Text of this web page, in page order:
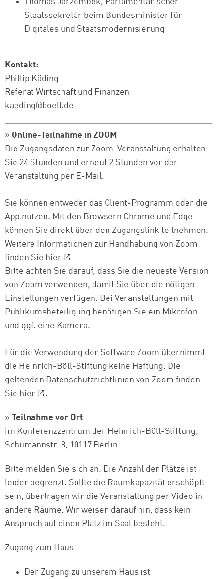
Thomas Jarzombek, Parlamentarischer
Staatssekretär beim Bundesminister für
Digitales und Staatsmodernisierung
Kontakt:
Phillip Käding
Referat Wirtschaft und Finanzen
kaeding@boell.de
» Online-Teilnahme in ZOOM
Die Zugangsdaten zur Zoom-Veranstaltung erhalten
Sie 24 Stunden und erneut 2 Stunden vor der
Veranstaltung per E-Mail.
Sie können entweder das Client-Programm oder die
App nutzen. Mit den Browsern Chrome und Edge
können Sie direkt über den Zugangslink teilnehmen.
Weitere Informationen zur Handhabung von Zoom
finden Sie hier
Bitte achten Sie darauf, dass Sie die neueste Version
von Zoom verwenden, damit Sie über die nötigen
Einstellungen verfügen. Bei Veranstaltungen mit
Publikumsbeteiligung benötigen Sie ein Mikrofon
und ggf. eine Kamera.
Für die Verwendung der Software Zoom übernimmt
die Heinrich-Böll-Stiftung keine Haftung. Die
geltenden Datenschutzrichtlinien von Zoom finden
Sie hier .
»
Teilnahme vor Ort
im Konferenzzentrum der Heinrich-Böll-Stiftung,
Schumannstr. 8, 10117 Berlin
Bitte melden Sie sich an. Die Anzahl der Plätze ist
leider begrenzt. Sollte die Raumkapazität erschöpft
sein, übertragen wir die Veranstaltung per Video in
andere Räume. Wir weisen darauf hin, dass kein
Anspruch auf einen Platz im Saal besteht.
Zugang zum Haus
Der Zugang zu unserem Haus ist